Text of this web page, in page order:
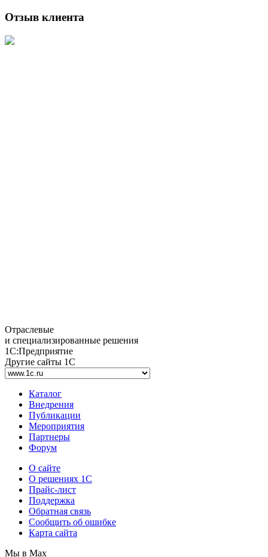
Отзыв клиента
Отраслевые
и специализированные решения
1С:Предприятие
Другие сайты 1С
Каталог
Внедрения
Публикации
Мероприятия
Партнеры
Форум
О сайте
О решениях 1С
Прайс-лист
Поддержка
Обратная связь
Сообщить об ошибке
Карта сайта
Мы в Max